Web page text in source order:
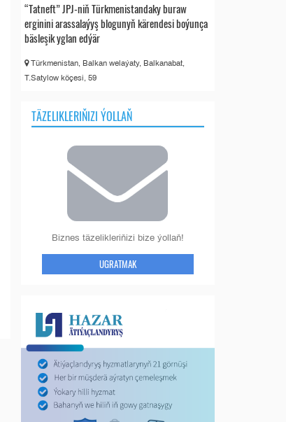
“Tatneft” JPJ-niň Türkmenistandaky buraw
erginini arassalaýyş blogunyň kärendesi boýunça
bäsleşik yglan edýär
Türkmenistan, Balkan welaýaty, Balkanabat,
T.Satylow köçesi, 59
TÄZELIKLERIŇIZI ÝOLLAŇ
Biznes täzelikleriňizi bize ýollaň!
UGRATMAK